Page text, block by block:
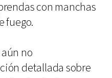
con manchas
fuego.
no
detallada sobre